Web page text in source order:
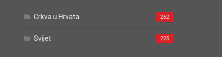
Crkva u Hrvata 252
Svijet 225